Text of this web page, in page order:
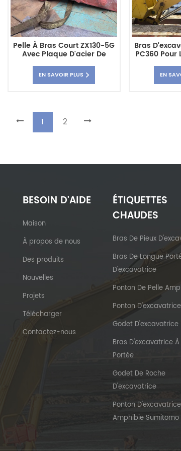
Pelle À Bras Court ZX130-5G
Avec Plaque D'acier De
EN SAVOIR PLUS
Bras
PC360 Pour
EN
1 2
BESOIN D'AIDE
Maison
À propos de nous
Des produits
Nouvelles
Projets
Télécharger
Contactez-nous
ÉTIQUETTES
CHAUDES
Bras De Pieux
Bras De Longue
D'excavatrice
Ponton De Pelle
Ponton D'excavatrice
Godet D'excavatrice
Bras D'excavatrice
Portée
Godet De Roche
D'excavatrice
Ponton D'excavatrice
Amphibie Sumitomo